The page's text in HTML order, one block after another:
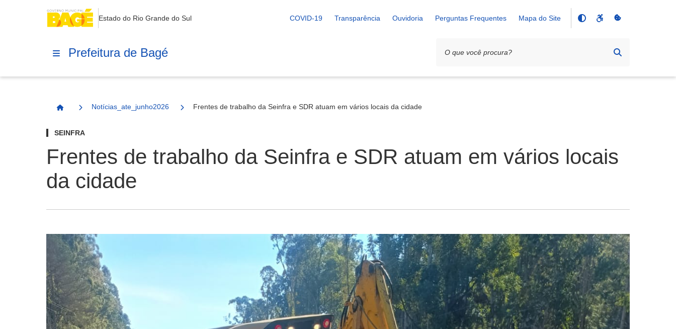
Estado do Rio Grande do Sul COVID-19 Transparência Ouvidoria Perguntas Frequentes Mapa do Site
Prefeitura de Bagé
Página Inicial
Notícias_ate_junho2026 Frentes de trabalho da Seinfra e SDR atuam em vários locais da cidade
SEINFRA
Frentes de trabalho da Seinfra e SDR atuam em vários locais
da cidade